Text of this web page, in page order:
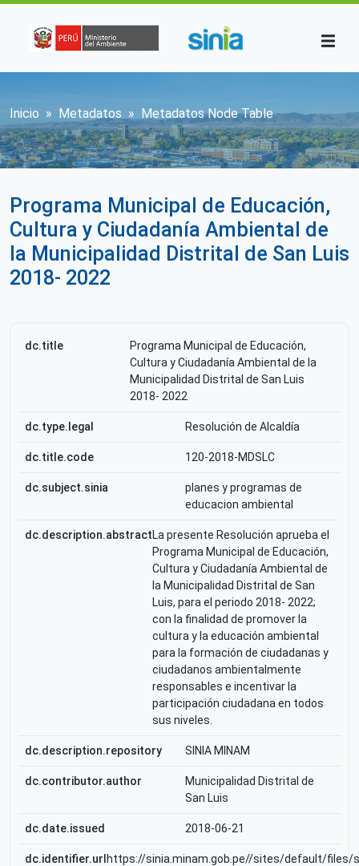
Sobrescribir enlaces de ayuda a la
Inicio Metadatos Metadatos Node Table
Programa Municipal de Educación,
Cultura y Ciudadanía Ambiental de
la Municipalidad Distrital de San Luis
2018- 2022
dc.title
Programa Municipal de Educación,
Cultura y Ciudadanía Ambiental de la
Municipalidad Distrital de San Luis
2018- 2022
dc.type.legal Resolución de Alcaldía
dc.title.code 120-2018-MDSLC
dc.subject.sinia
planes y programas de
educacion ambiental
dc.description.abstractLa presente Resolución aprueba el
Programa Municipal de Educación,
Cultura y Ciudadanía Ambiental de
la Municipalidad Distrital de San
Luis, para el periodo 2018- 2022;
con la finalidad de promover la
cultura y la educación ambiental
para la formación de ciudadanas y
ciudadanos ambientalmente
responsables e incentivar la
participación ciudadana en todos
sus niveles.
dc.description.repository SINIA MINAM
dc.contributor.author
Municipalidad Distrital de
San Luis
dc.date.issued 2018-06-21
dc.identifier.url https://sinia.minam.gob.pe//sites/default/